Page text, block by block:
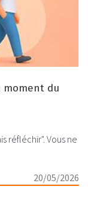
moment du
réfléchir". Vous ne
20/05/2026